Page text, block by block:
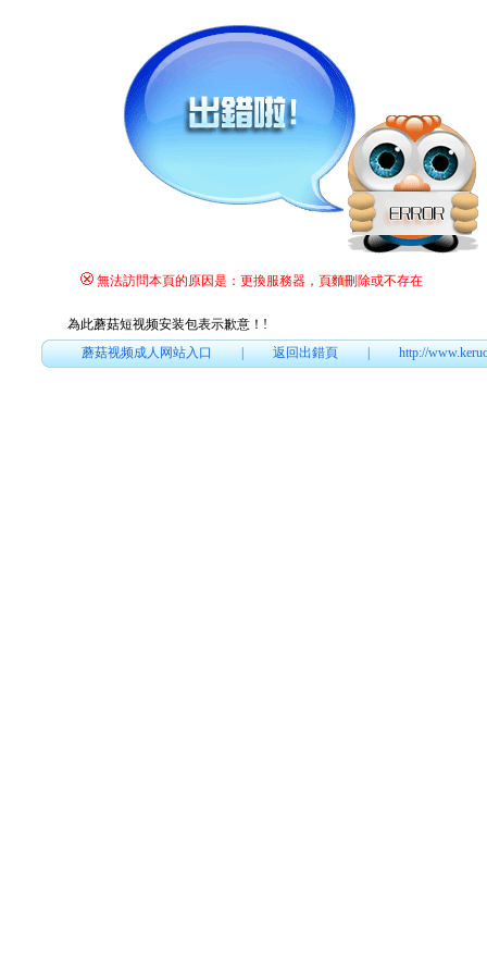
無法訪問本頁的原因是：更換服務器，頁麵刪除或不存在
為此蘑菇短视频安装包表示歉意！ !
蘑菇视频成人网站入口|返回出錯頁|http://